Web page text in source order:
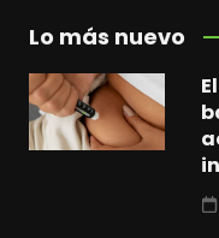
Lo más nuevo